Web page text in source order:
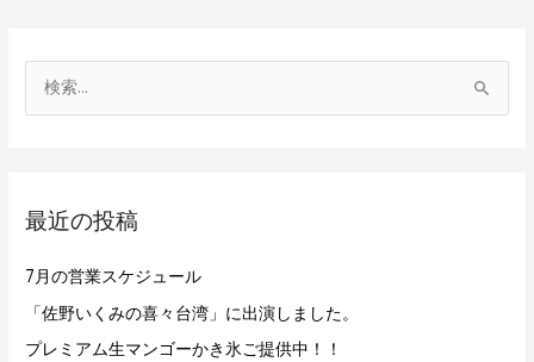
索
:最近の投稿
7月の営業スケジュール
「佐野いくみの喜々台湾」に出演しました。
プレミアム生マンゴーかき氷ご提供中！！